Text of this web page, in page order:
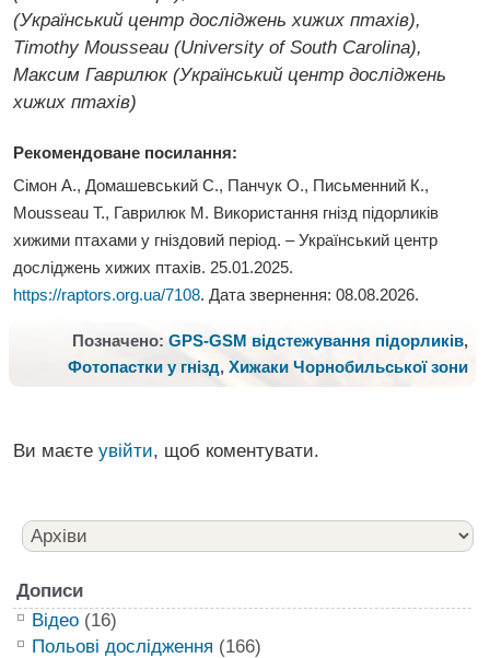
(Український центр досліджень хижих птахів),
Timothy Mousseau (University of South Carolina),
Максим Гаврилюк (Український центр досліджень
хижих птахів)
Рекомендоване посилання:
Сімон А., Домашевський С., Панчук О., Письменний К.,
Mousseau T., Гаврилюк М. Використання гнізд підорликів
хижими птахами у гніздовий період. – Український центр
досліджень хижих птахів. 25.01.2025.
https://raptors.org.ua/7108. Дата звернення: 08.08.2026.
Позначено:GPS-GSM відстежування підорликів,
Фотопастки у гнізд,Хижаки Чорнобильської зони
Ви маєте увійти, щоб коментувати.
Дописи
Відео(16)
Польові дослідження (166)